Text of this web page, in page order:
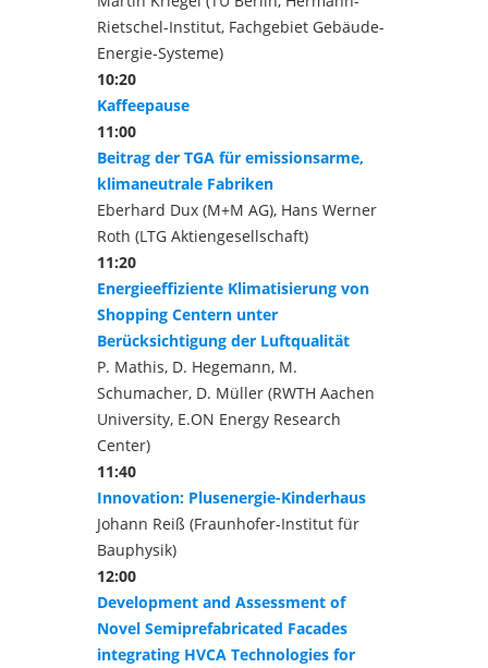
Rietschel-Institut, Fachgebiet Gebäude-
Energie-Systeme)
10:20
Kaffeepause
11:00
Beitrag der TGA für emissionsarme,
klimaneutrale Fabriken
Eberhard Dux (M+M AG), Hans Werner
Roth (LTG Aktiengesellschaft)
11:20
Energieeffiziente Klimatisierung von
Shopping Centern unter
Berücksichtigung der Luftqualität
P. Mathis, D. Hegemann, M.
Schumacher, D. Müller (RWTH Aachen
University, E.ON Energy Research
Center)
11:40
Innovation: Plusenergie-Kinderhaus
Johann Reiß (Fraunhofer-Institut für
Bauphysik)
12:00
Development and Assessment of
Novel Semiprefabricated Facades
integrating HVCA Technologies for